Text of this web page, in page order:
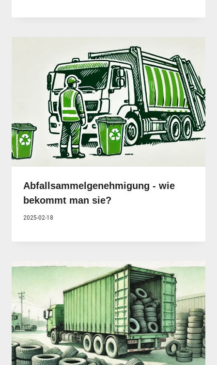
Abfallsammelgenehmigung - wie
bekommt man sie?
2025-02-18